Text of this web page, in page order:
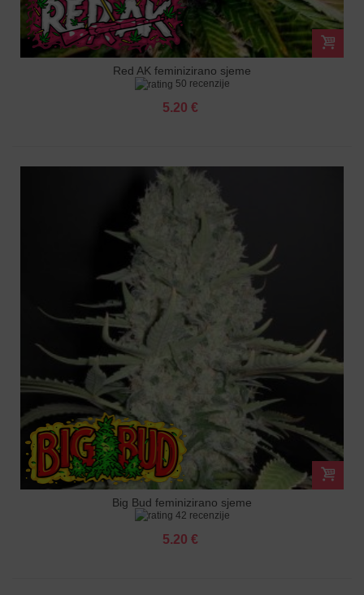
Red AK feminizirano sjeme
50 recenzije
5.20 €
Big Bud feminizirano sjeme
42 recenzije
5.20 €